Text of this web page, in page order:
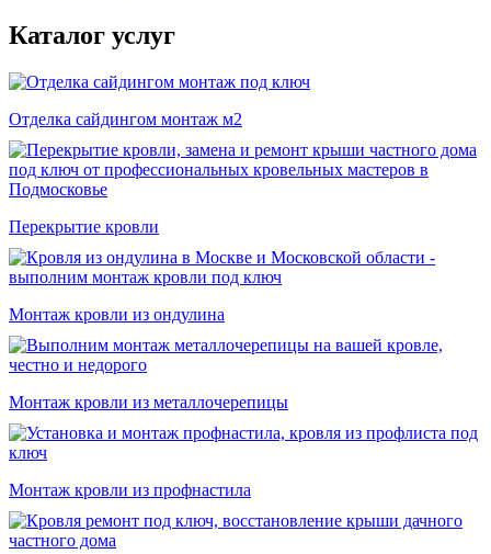
Каталог услуг
Отделка сайдингом монтаж м2
Перекрытие кровли
Монтаж кровли из ондулина
Монтаж кровли из металлочерепицы
Монтаж кровли из профнастила